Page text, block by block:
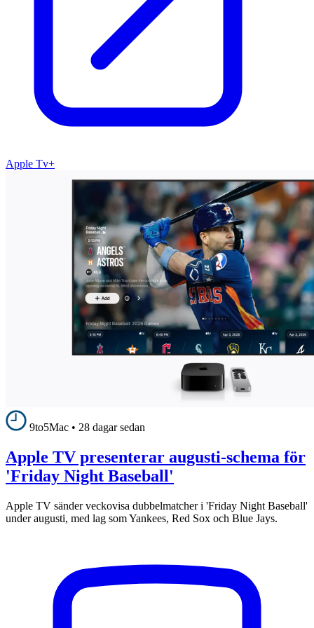
Apple Tv+
9to5Mac • 28 dagar sedan
Apple TV presenterar augusti-schema för
'Friday Night Baseball'
Apple TV sänder veckovisa dubbelmatcher i 'Friday Night Baseball'
under augusti, med lag som Yankees, Red Sox och Blue Jays.